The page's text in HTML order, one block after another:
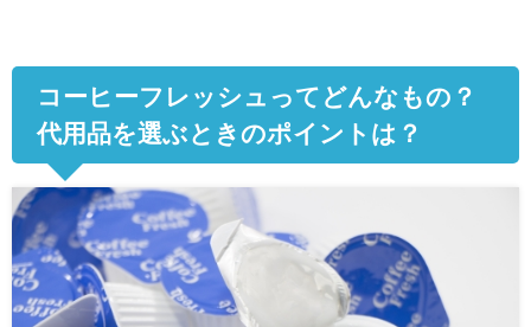
コーヒーフレッシュってどんなもの？
代用品を選ぶときのポイントは？